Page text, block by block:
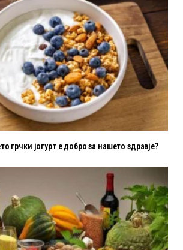
грчки јогурт е добро за нашето здравје?